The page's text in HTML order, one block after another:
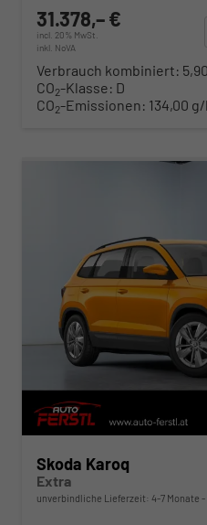
31.378,– €
incl. 20% MwSt.
inkl. NoVA
Verbrauch kombiniert:
CO2-Klasse: D
CO2-Emissionen: 134,00
Skoda Karoq
Extra
unverbindliche Lieferzeit: 4-7 Monate